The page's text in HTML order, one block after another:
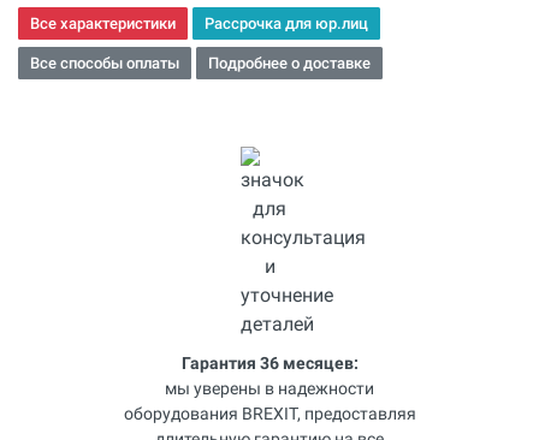
Все характеристики Рассрочка для юр.лиц
Все способы оплаты Подробнее о доставке
Гарантия 36 месяцев:
мы уверены в надежности
оборудования BREXIT, предоставляя